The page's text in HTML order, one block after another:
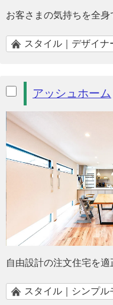
お客さまの気持ちを全
スタイル｜デザイナ
アッシュホーム
自由設計の注文住宅を
スタイル｜シンプル